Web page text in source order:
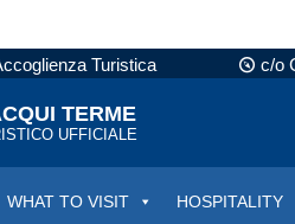
Turistica c/o
TERME
UFFICIALE
WHAT TO VISIT HOSPITALITY